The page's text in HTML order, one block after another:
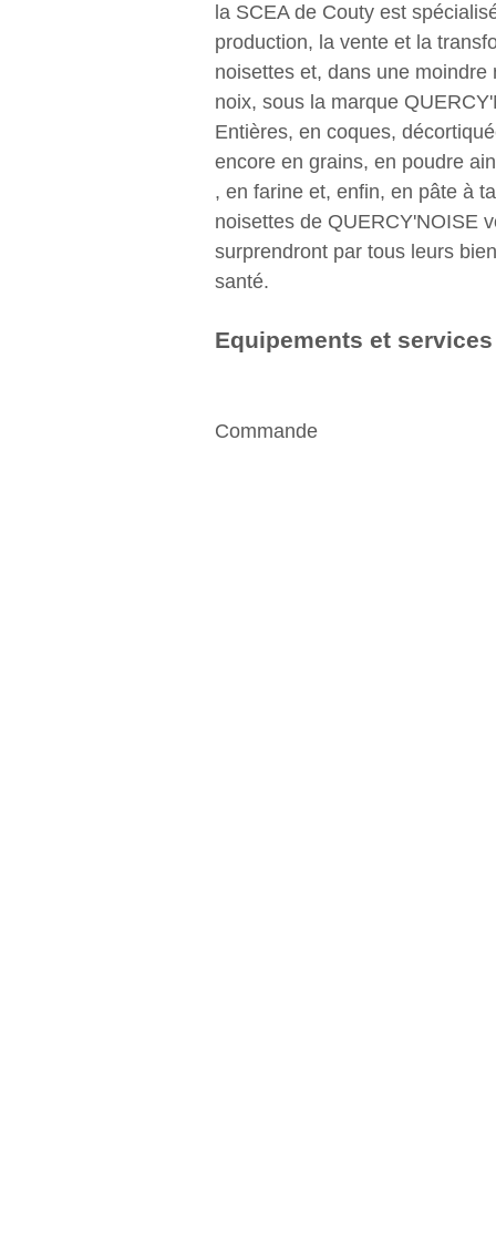
la SCEA de Couty est
production, la vente et la
noisettes et, dans une moindre
noix, sous la marque
Entières, en coques,
encore en grains, en poudre
, en farine et, enfin, en pâte à
noisettes de QUERCY'NOISE
surprendront par tous leurs
santé.
Equipements et services
Commande